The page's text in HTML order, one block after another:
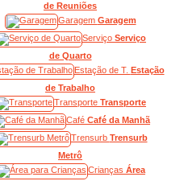
de Reuniões
Garagem Garagem
Serviço Serviço
de Quarto
Estação de T. Estação
de Trabalho
Transporte Transporte
Café Café da Manhã
Trensurb Trensurb
Metrô
Crianças Área